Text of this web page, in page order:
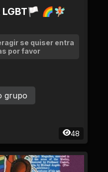
🌈🧚🏼
se quiser entra
por favor
48
grupo